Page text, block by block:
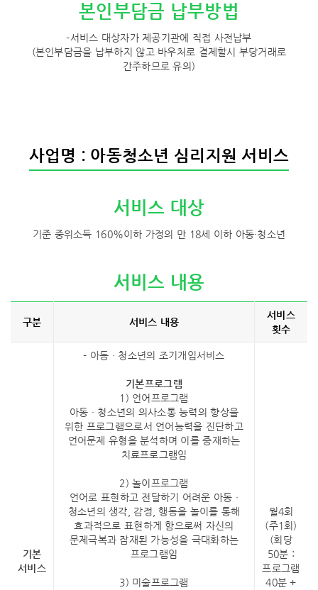
본인부담금 납부방법
-서비스 대상자가 제공기관에 직접 사전납부
(본인부담금을 납부하지 않고 바우처로 결제할시 부당거래로
간주하므로 유의)
사업명 : 아동청소년 심리지원 서비스
서비스 대상
기준 중위소득 160%이하 가정의 만 18세 이하 아동·청소년
서비스 내용
구분 서비스 내용
서비스
횟수
기본
서비스
- 아동 · 청소년의 조기개입서비스
기본프로그램
1) 언어프로그램
아동 · 청소년의 의사소통 능력의 향상을
위한 프로그램으로서 언어능력을 진단하고
언어문제 유형을 분석하며 이를 중재하는
치료프로그램임
2) 놀이프로그램
언어로 표현하고 전달하기 어려운 아동 ·
청소년의 생각, 감정, 행동을 놀이를 통해
효과적으로 표현하게 함으로써 자신의
문제극복과 잠재된 가능성을 극대화하는
프로그램임
3) 미술프로그램
월4회
(주1회)
(회당
50분 :
프로그램
40분 +